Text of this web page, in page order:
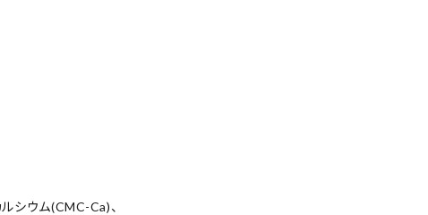
シウム(CMC-Ca)、